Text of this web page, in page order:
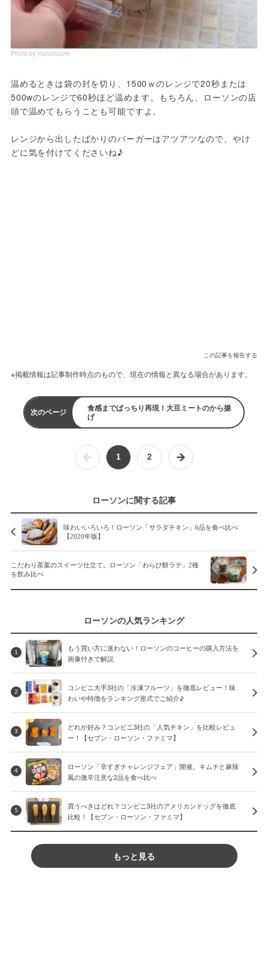
Photo by muccinpurin
温めるときは袋の封を切り、1500ｗのレンジで20秒または
500wのレンジで60秒ほど温めます。もちろん、ローソンの店
頭で温めてもらうことも可能ですよ。
レンジから出したばかりのバーガーはアツアツなので、やけ
どに気を付けてくださいね♪
この記事を報告する
※掲載情報は記事制作時点のもので、現在の情報と異なる場合があります。
次のページ
食感までばっちり再現！大豆ミートのから揚
げ
1 2
ローソンに関する記事
味わいいろいろ！ローソン「サラダチキン」6品を食べ比べ
【2020年版】
こだわり茶葉のスイーツ仕立て。ローソン「わらび餅ラテ」2種
を飲み比べ
ローソンの人気ランキング
1
もう買い方に迷わない！ローソンのコーヒーの購入方法を
画像付きで解説
2
コンビニ大手3社の「冷凍フルーツ」を徹底レビュー！味
わいや特徴をランキング形式でご紹介♪
3
どれが好み？コンビニ3社の「人気チキン」を比較レビュ
ー！【セブン・ローソン・ファミマ】
4
ローソン「辛すぎチャレンジフェア」開催。キムチと麻辣
風の激辛注意な2品を食べ比べ
5
買うべきはどれ？コンビニ3社のアメリカンドッグを徹底
比較！【セブン・ローソン・ファミマ】
もっと見る